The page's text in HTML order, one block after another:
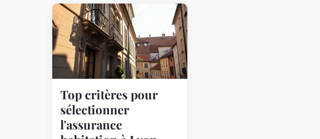
Top critères pour
sélectionner
l'assurance